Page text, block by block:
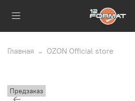
Главная OZON Official store
Предзаказ